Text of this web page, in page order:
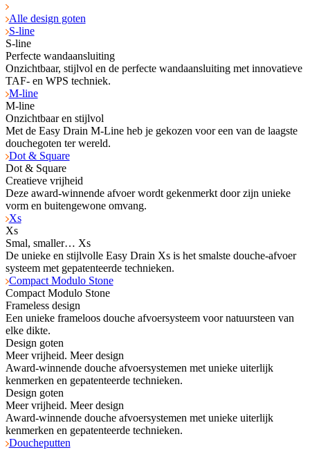
Alle design goten
S-line
S-line
Perfecte wandaansluiting
Onzichtbaar, stijlvol en de perfecte wandaansluiting met innovatieve
TAF- en WPS tech­niek.
M-line
M-line
Onzichtbaar en stijlvol
Met de Easy Drain M-Line heb je gekozen voor een van de laagste
douchegoten ter wereld.
Dot & Square
Dot & Square
Creatieve vrijheid
Deze award-winnende afvoer wordt gekenmerkt door zijn unieke
vorm en buitengewone omvang.
Xs
Xs
Smal, smaller… Xs
De unieke en stijlvolle Easy Drain Xs is het smalste douche-afvoer
systeem met gepatenteerde technieken.
Compact Modulo Stone
Compact Modulo Stone
Frameless design
Een unieke frameloos douche afvoersysteem voor natuursteen van
elke dikte.
Design goten
Meer vrijheid. Meer design
Award-winnende douche afvoersystemen met unieke uiterlijk
kenmerken en gepatenteerde technieken.
Design goten
Meer vrijheid. Meer design
Award-winnende douche afvoersystemen met unieke uiterlijk
kenmerken en gepatenteerde technieken.
Doucheputten